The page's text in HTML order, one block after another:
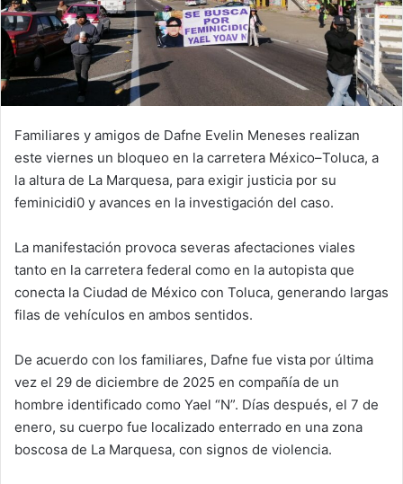
Familiares y amigos de Dafne Evelin Meneses realizan
este viernes un bloqueo en la carretera México–Toluca, a
la altura de La Marquesa, para exigir justicia por su
feminicidi0 y avances en la investigación del caso.
La manifestación provoca severas afectaciones viales
tanto en la carretera federal como en la autopista que
conecta la Ciudad de México con Toluca, generando largas
filas de vehículos en ambos sentidos.
De acuerdo con los familiares, Dafne fue vista por última
vez el 29 de diciembre de 2025 en compañía de un
hombre identificado como Yael “N”. Días después, el 7 de
enero, su cuerpo fue localizado enterrado en una zona
boscosa de La Marquesa, con signos de violencia.